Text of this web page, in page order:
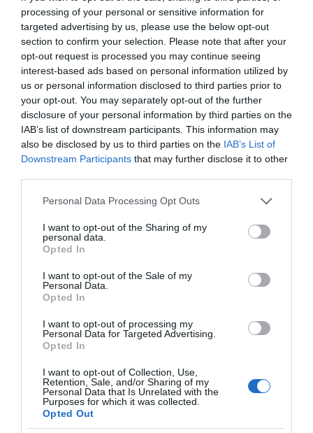
processing of your personal or sensitive information for
targeted advertising by us, please use the below opt-out
section to confirm your selection. Please note that after your
opt-out request is processed you may continue seeing
interest-based ads based on personal information utilized by
us or personal information disclosed to third parties prior to
your opt-out. You may separately opt-out of the further
disclosure of your personal information by third parties on the
IAB’s list of downstream participants. This information may
also be disclosed by us to third parties on the IAB’s List of
Downstream Participants that may further disclose it to other
Please note that this website/app uses one or more Google
not limited to your visit or usage behaviour. You may click to
grant or deny consent to Google and its third-party tags to
use your data for below specified purposes in below Google
consent section.
Personal Data Processing Opt Outs
I want to opt-out of the Sharing of my
personal data.
Opted In
I want to opt-out of the Sale of my
Personal Data.
Opted In
I want to opt-out of processing my
Personal Data for Targeted Advertising.
Opted In
I want to opt-out of Collection, Use,
Retention, Sale, and/or Sharing of my
Personal Data that Is Unrelated with the
Purposes for which it was collected.
Opted Out
υπογραφεί η σύμβαση. Παράλληλα, τα αυστηρά
και παρωχημένα κριτήρια εισδοχής
αποκλείουν μεγάλο αριθμό ενδιαφερόμενων
φοιτητών από τις υφιστάμενες φοιτητικές
εστίες. Έτσι, και οι φοιτητές δεν μπορούν να
στεγασθούν οικονομικά και οι εστίες
υπολειτουργούν και απαξιώνονται. Πρέπει να
αναθεωρηθούν τα κριτήρια εισδοχής των
φοιτητών στις εστίες για άμεσα ορατά
Η Νέα Αριστερά, με συγκεκριμένες και σαφείς